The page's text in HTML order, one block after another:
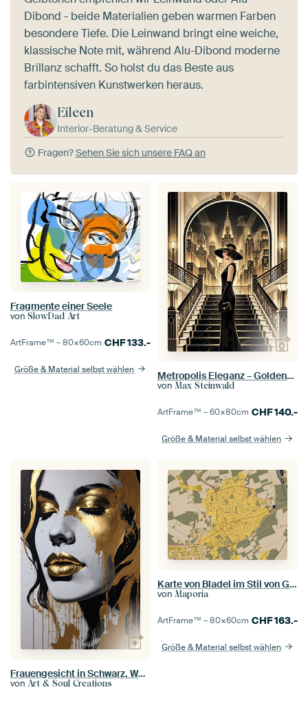
Dibond - beide Materialien geben warmen Farben
besondere Tiefe. Die Leinwand bringt eine weiche,
klassische Note mit, während Alu-Dibond moderne
Brillanz schafft. So holst du das Beste aus
farbintensiven Kunstwerken heraus.
Eileen
Interior-Beratung & Service
Fragen?Sehen Sie sich unsere FAQ an
Fragmente einer Seele
von SlowDad Art
ArtFrame™ –80×60cm CHF133.-
Größe & Material selbst wählen
Metropolis Eleganz – Goldenes Zeitalter
von Max Steinwald
ArtFrame™ –60×80cm CHF140.-
Größe & Material selbst wählen
Frauengesicht in Schwarz, Weiß und Gold
von Art & Soul Creations
Karte von Bladel im Stil von Gustav Klimt
von Maporia
ArtFrame™ –80×60cm CHF163.-
Größe & Material selbst wählen